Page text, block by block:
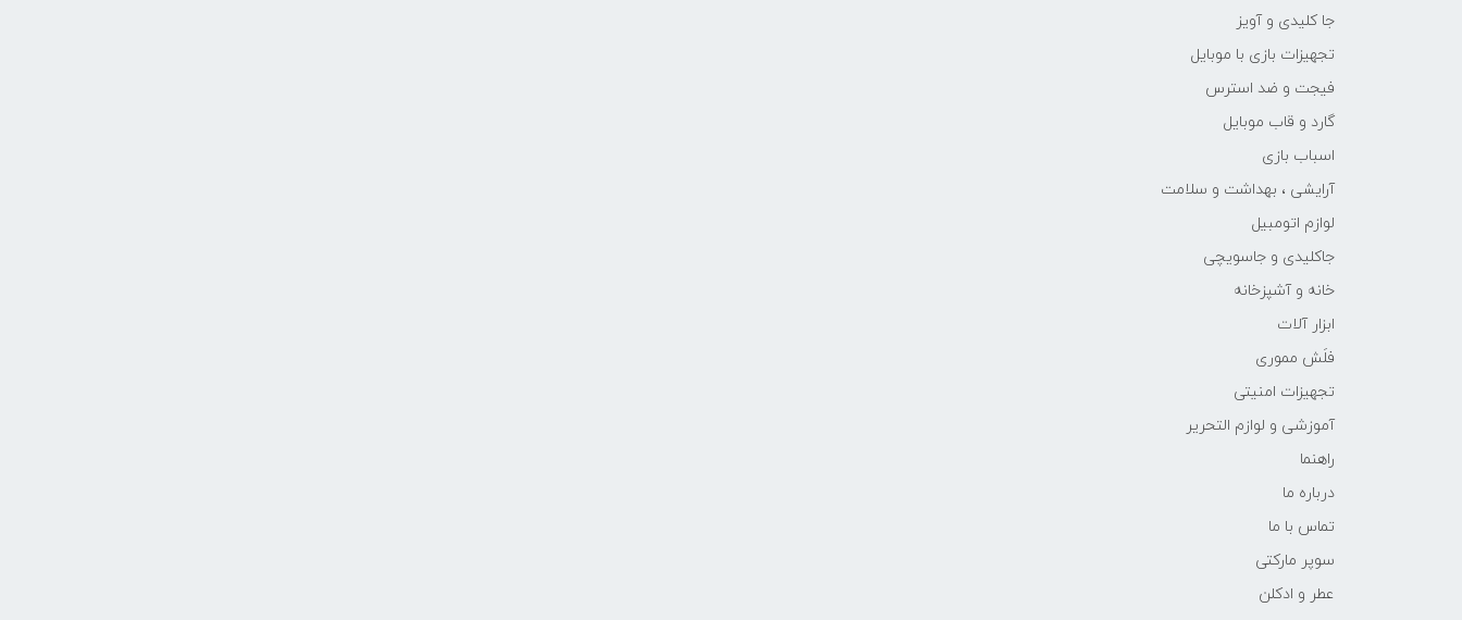
جا کلیدی و آویز
تجهیزات بازی با موبایل
فیجت و ضد استرس
گارد و قاب موبایل
اسباب بازی
آرایشی ، بهداشت و سلامت
لوازم اتومبیل
جاکلیدی و جاسویچی
خانه و آشپزخانه
ابزار آلات
فلَش مموری
تجهیزات امنیتی
آموزشی و لوازم التحریر
راهنما
درباره ما
تماس با ما
سوپر مارکتی
عطر و ادکلن